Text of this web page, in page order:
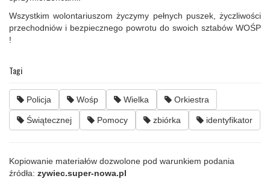
Wszystkim wolontariuszom życzymy pełnych puszek, życzliwości
przechodniów i bezpiecznego powrotu do swoich sztabów WOŚP
!
Tagi
Policja Wośp Wielka Orkiestra
Świątecznej Pomocy zbiórka identyfikator
Kopiowanie materiałów dozwolone pod warunkiem podania
źródła: zywiec.super-nowa.pl